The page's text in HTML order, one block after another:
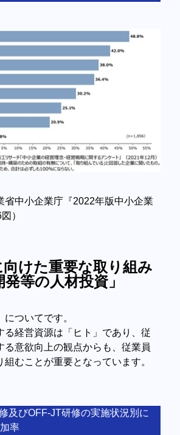
省中小企業庁『2022年版中小企業
）
向けた重要な取り組み
等の人材投資」
ついてです。
る経営資源は「ヒト」であり、従
る意欲向上の観点からも、従業員
むことが重要となっています。
及びOFF-JT研修の実施状況別に
率